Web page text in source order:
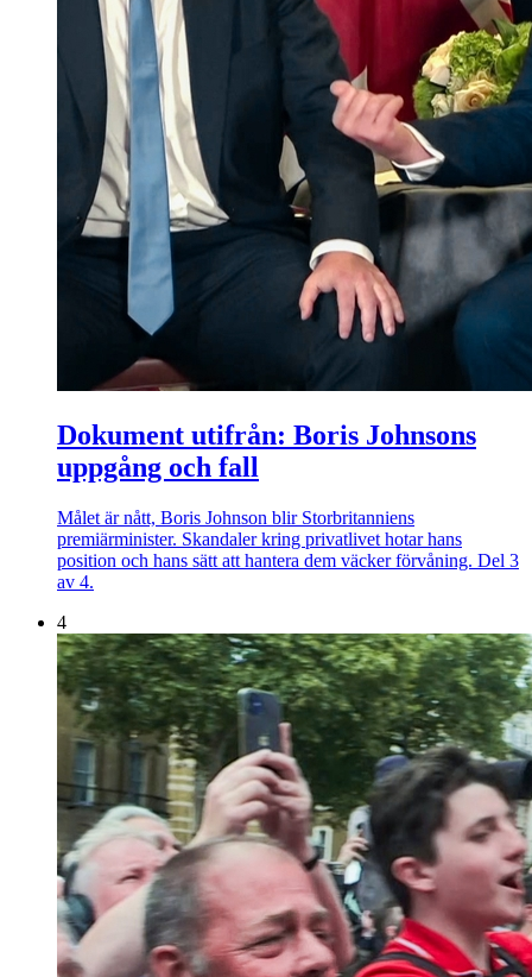
Dokument utifrån: Boris Johnsons
uppgång och fall
Målet är nått, Boris Johnson blir Storbritanniens
premiärminister. Skandaler kring privatlivet hotar hans
position och hans sätt att hantera dem väcker förvåning. Del 3
av 4.
4